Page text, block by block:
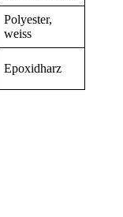
Polyester,
weiss
Epoxidharz